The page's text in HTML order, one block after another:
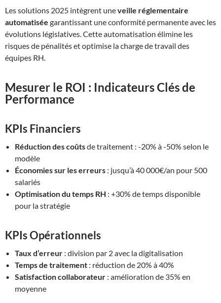
Les solutions 2025 intègrent uneveille réglementaire
automatisée garantissant une conformité permanente avec les
évolutions législatives. Cette automatisation élimine les
risques de pénalités et optimise la charge de travail des
équipes RH.
Mesurer le ROI : Indicateurs Clés de
Performance
KPIs Financiers
Réduction des coûtsde traitement : -20% à -50% selon le
modèle
Économies sur les erreurs : jusqu’à 40 000€/an pour 500
salariés
Optimisation du temps RH : +30% de temps disponible
pour la stratégie
KPIs Opérationnels
Taux d’erreur : division par 2 avec la digitalisation
Temps de traitement : réduction de 20% à 40%
Satisfaction collaborateur : amélioration de 35% en
moyenne